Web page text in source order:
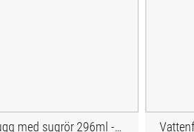
Barnmugg med sugrör 296ml - Juicy Pear